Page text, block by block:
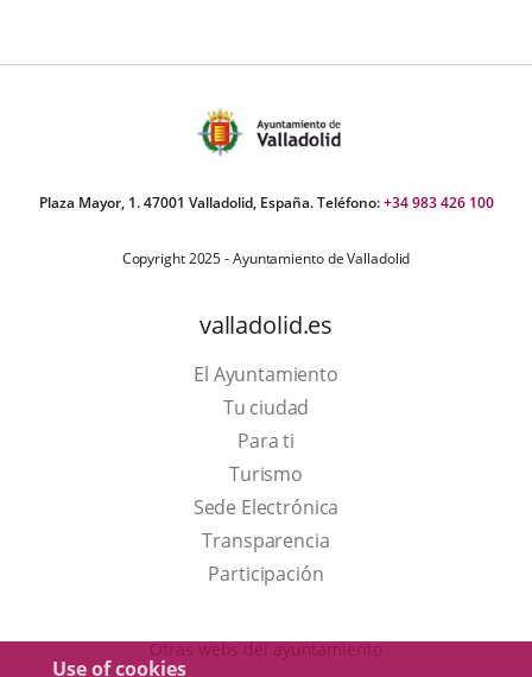
Use of cookies
Plaza Mayor, 1. 47001 Valladolid, España. Teléfono:+34 983 426 100
Copyright 2025 - Ayuntamiento de Valladolid
valladolid.es
El Ayuntamiento
Tu ciudad
Para ti
TurismoThis
link
will
open
a
Sede Electrónica
Transparencia
Participación
Otras webs del ayuntamiento